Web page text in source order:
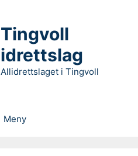
Tingvoll
idrettslag
Allidrettslaget i Tingvoll
Meny